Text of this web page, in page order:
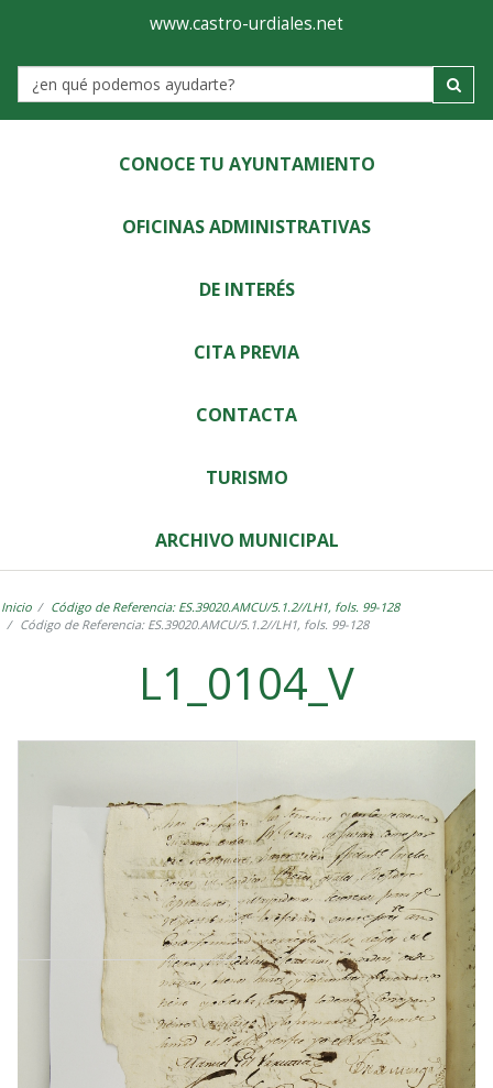
Ayuntamiento
de
Castro-
Urdiales
www.castro-urdiales.net
Label
CONOCE TU AYUNTAMIENTO
OFICINAS ADMINISTRATIVAS
DE INTERÉS
CITA PREVIA
CONTACTA
TURISMO
ARCHIVO MUNICIPAL
Inicio
Código de Referencia: ES.39020.AMCU/5.1.2//LH1, fols. 99-128
Código de Referencia: ES.39020.AMCU/5.1.2//LH1, fols. 99-128
L1_0104_V